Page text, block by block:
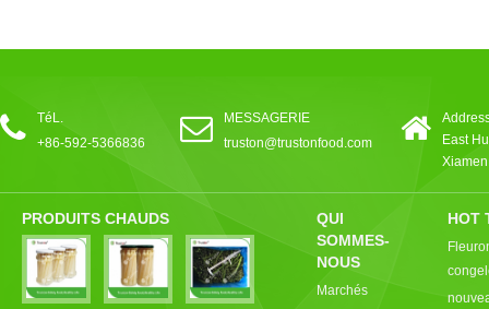
TéL.
+86-592-5366836
MESSAGERIE
truston@trustonfood.com
East
PRODUITS CHAUDS
QUI
SOMMES-
NOUS
Marchés
HOT